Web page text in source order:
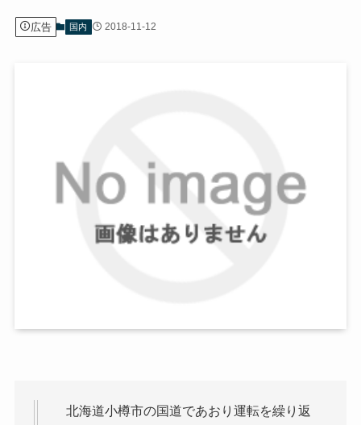
広告 国内 2018-11-12
北海道小樽市の国道であおり運転を繰り返